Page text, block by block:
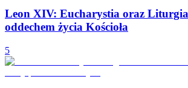
Leon XIV: Eucharystia oraz
oddechem życia Kościoła
5